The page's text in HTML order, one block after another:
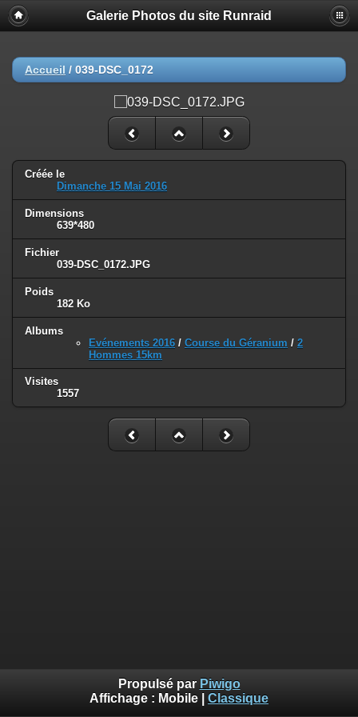
Galerie Photos du site Runraid
Accueil / 039-DSC_0172
Créée le
Dimanche 15 Mai 2016
Dimensions
639*480
Fichier
039-DSC_0172.JPG
Poids
182 Ko
Albums
Evénements 2016 / Course du Géranium / 2
Hommes 15km
Visites
1557
Propulsé par Piwigo
Affichage : Mobile Classique